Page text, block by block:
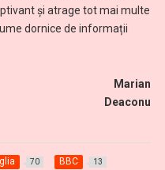
și atrage tot mai multe
dornice de informații
Deaconu
70 BBC 13